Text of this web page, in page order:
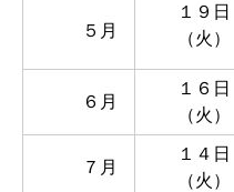
５月
１９日
（火）
６月
１６日
（火）
７月
１４日
（火）